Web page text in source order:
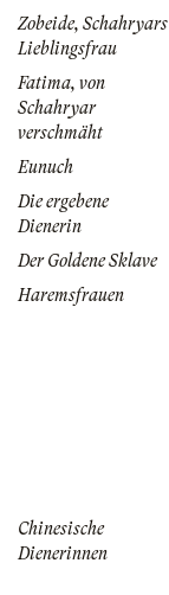
Zobeide, Schahryars
Lieblingsfrau
Fatima, von
Schahryar
verschmäht
Eunuch
Die ergebene
Dienerin
Der Goldene Sklave
Haremsfrauen
Chinesische
Dienerinnen